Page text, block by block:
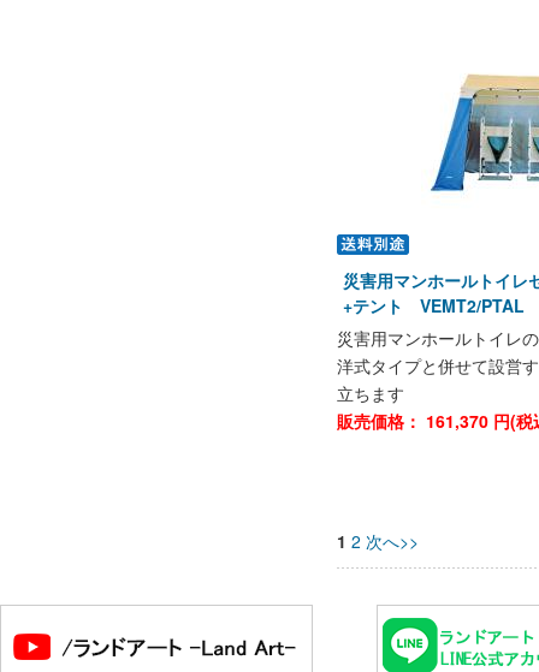
災害用マンホールトイ
+テント VEMT2/PTAL
災害用マンホールトイレ
洋式タイプと併せて設営
立ちます
販売価格： 161,370 円(
1 2 次へ>>